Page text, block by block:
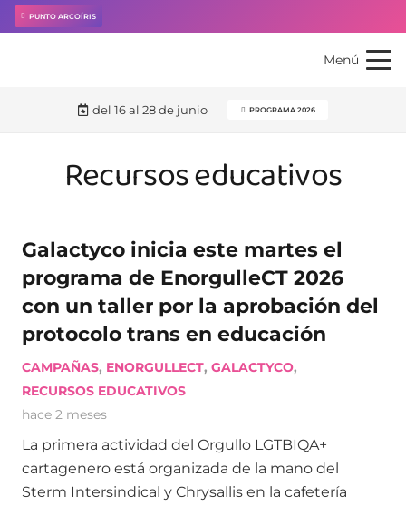
PUNTO ARCOÍRIS
Menú
del 16 al 28 de junio PROGRAMA 2026
Recursos educativos
Galactyco inicia este martes el
programa de EnorgulleCT 2026
con un taller por la aprobación del
protocolo trans en educación
CAMPAÑAS, ENORGULLECT, GALACTYCO,
RECURSOS EDUCATIVOS
hace 2 meses
La primera actividad del Orgullo LGTBIQA+
cartagenero está organizada de la mano del
Sterm Intersindical y Chrysallis en la cafetería